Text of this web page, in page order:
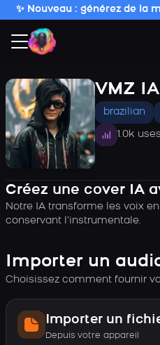
✨ Nouveau : générez de la
VMZ IA
brazilian
1.0k uses
Créez une cover IA
Notre IA transforme les voix
conservant l’instrumentale.
Importer un
Choisissez comment fournir
Importer un
Depuis votre appareil